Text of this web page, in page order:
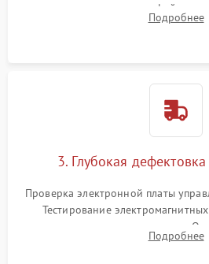
внутренних узлов от кофейных
Промывка дренажных каналов и
Подробнее
3. Глубокая
Проверка электронной платы
Тестирование
температуры и расходомера.
жерновов кофемолки,
Подробнее